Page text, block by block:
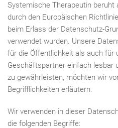
Systemische Therapeutin beruht
durch den Europäischen
beim Erlass der Datenschutz-
verwendet wurden. Unsere
für die Öffentlichkeit als auch für
Geschäftspartner einfach lesbar
zu gewährleisten, möchten wir
Begrifflichkeiten erläutern.
Wir verwenden in dieser
die folgenden Begriffe: